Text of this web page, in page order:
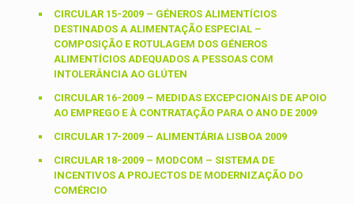
CIRCULAR 15-2009 – GÉNEROS ALIMENTÍCIOS
DESTINADOS A ALIMENTAÇÃO ESPECIAL –
COMPOSIÇÃO E ROTULAGEM DOS GÉNEROS
ALIMENTÍCIOS ADEQUADOS A PESSOAS COM
INTOLERÂNCIA AO GLÚTEN
CIRCULAR 16-2009 – MEDIDAS EXCEPCIONAIS DE APOIO
AO EMPREGO E À CONTRATAÇÃO PARA O ANO DE 2009
CIRCULAR 17-2009 – ALIMENTÁRIA LISBOA 2009
CIRCULAR 18-2009 – MODCOM – SISTEMA DE
INCENTIVOS A PROJECTOS DE MODERNIZAÇÃO DO
COMÉRCIO